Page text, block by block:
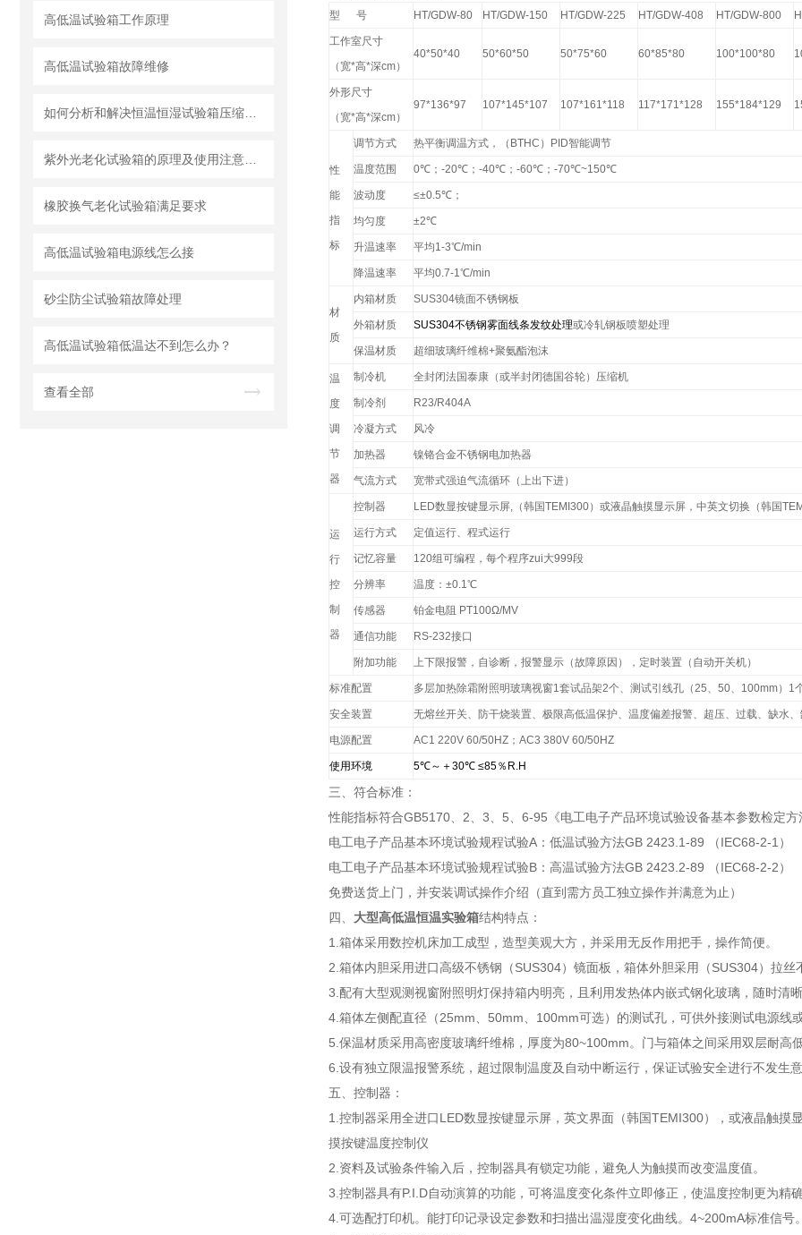
高低温试验箱工作原理
高低温试验箱故障维修
橡胶换气老化试验箱满足要求
高低温试验箱电源线怎么接
砂尘防尘试验箱故障处理
高低温试验箱低温达不到怎么办？
查看全部
型 号 HT/GDW-80 HT/GDW-150 HT/GDW-225 HT/GDW-408 HT/GDW-800
工作室尺寸
（ 宽*高*深cm）
40*50*40 50*60*50 50*75*60 60*85*80 100*100*80
外形尺寸
（ 宽*高*深cm）
97*136*97 107*145*107 107*161*118 117*171*128 155*184*129
性
能
指
标
调节方式 热平衡调温方式，（ BTHC ）PID智能调节
温度范围 0℃；-20℃；-40℃；-60℃；-70℃~150℃
波动度 ≤±0.5℃；
均匀度 ±2℃
升温速率 平均1-3℃/min
降温速率 平均0.7-1℃/min
材
质
内箱材质 SUS304镜面不锈钢板
外箱材质 SUS304不锈钢雾面线条发纹处理或冷轧钢板喷塑处理
保温材质 超细玻璃纤维棉+聚氨酯泡沫
温
度
调
节
器
制冷机 全封闭法国泰康（或半封闭德国谷轮）压缩机
制冷剂 R23/R404A
冷凝方式 风冷
加热器 镍铬合金不锈钢电加热器
气流方式 宽带式强迫气流循环（上出下进）
运
行
控
制
器
控制器 LED数显按键显示屏,（韩国TEMI300）或液晶触摸显示屏，中英文切换（韩国
运行方式 定值运行、程式运行
记忆容量 120组可编程，每个程序zui大999段
分辨率 温度：±0.1℃
传感器 铂金电阻 PT100Ω/MV
通信功能 RS-232接口
附加功能 上下限报警，自诊断，报警显示（故障原因），定时装置（自动开关机）
标准配置 多层加热除霜附照明玻璃视窗1套试品架2个、测试引线孔（25、50、100mm）1
安全装置 无熔丝开关、防干烧装置、极限高低温保护、温度偏差报警、超压、过载、缺水
电源配置 AC1 220V 60/50HZ；AC3 380V 60/50HZ
使用环境 5℃～＋30℃≤85％R.H
三、符合标准：
性能指标符合GB5170、2、3、5、6-95《电工电子产品环境试验设备基本参数检定
电工电子产品基本环境试验规程试验A：低温试验方法GB 2423.1-89 （IEC68-2-1）
电工电子产品基本环境试验规程试验B：高温试验方法GB 2423.2-89 （IEC68-2-2）
免费送货上门，并安装调试操作介绍（直到需方员工独立操作并满意为止）
四、 大型高低温恒温实验箱结构特点：
1.箱体采用数控机床加工成型，造型美观大方，并采用无反作用把手，操作简便。
2.箱体内胆采用进口高级不锈钢（SUS304）镜面板，箱体外胆采用（SUS304）拉
3.配有大型观测视窗附照明灯保持箱内明亮，且利用发热体内嵌式钢化玻璃，随时清
4.箱体左侧配直径（25mm、50mm、100mm可选）的测试孔，可供外接测试电源线
5.保温材质采用高密度玻璃纤维棉，厚度为80~100mm。门与箱体之间采用双层耐高
6.设有独立限温报警系统，超过限制温度及自动中断运行，保证试验安全进行不发生
五、控制器：
1.控制器采用全进口LED数显按键显示屏，英文界面（韩国TEMI300），或液晶触摸
摸按键温度控制仪
2.资料及试验条件输入后，控制器具有锁定功能，避免人为触摸而改变温度值。
3.控制器具有P.I.D自动演算的功能，可将温度变化条件立即修正，使温度控制更为精
4.可选配打印机。能打印记录设定参数和扫描出温湿度变化曲线。4~200mA标准信号